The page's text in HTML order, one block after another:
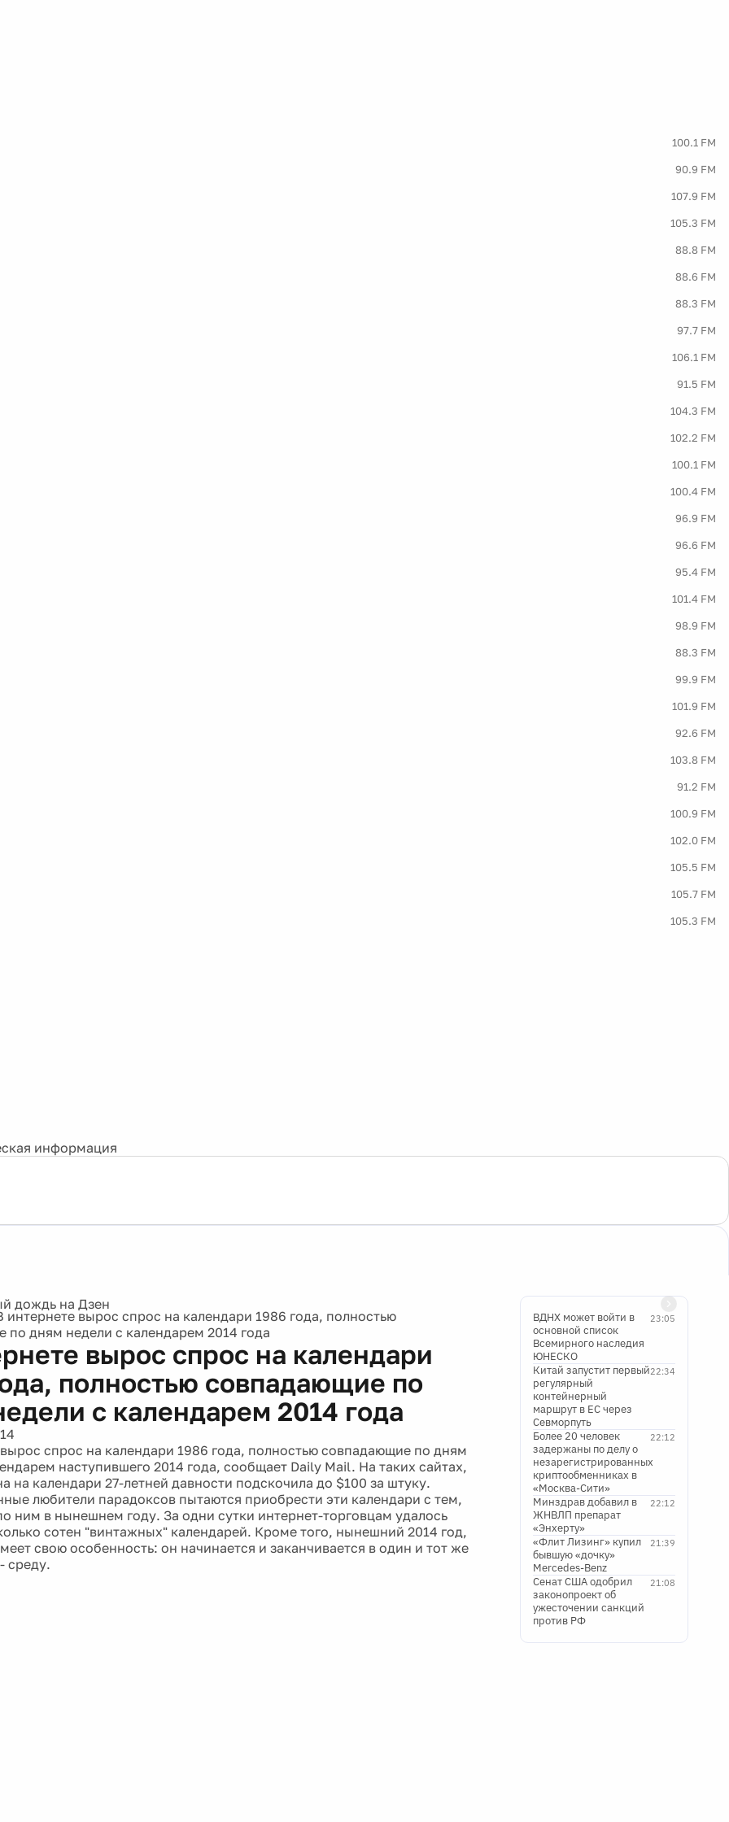
100.1 FM
90.9 FM
107.9 FM
105.3 FM
88.8 FM
88.6 FM
88.3 FM
97.7 FM
106.1 FM
91.5 FM
104.3 FM
102.2 FM
100.1 FM
100.4 FM
96.9 FM
96.6 FM
95.4 FM
101.4 FM
98.9 FM
88.3 FM
99.9 FM
101.9 FM
92.6 FM
103.8 FM
91.2 FM
100.9 FM
102.0 FM
105.5 FM
105.7 FM
105.3 FM
информация
интернете вырос спрос на календари 1986 года, полностью
по дням недели с календарем 2014 года
вырос спрос на календари
полностью совпадающие по
с календарем 2014 года
спрос на календари 1986 года, полностью совпадающие по дням
наступившего 2014 года, сообщает Daily Mail. На таких сайтах,
на календари 27-летней давности подскочила до $100 за штуку.
любители парадоксов пытаются приобрести эти календари с тем,
ним в нынешнем году. За одни сутки интернет-торговцам удалось
сотен "винтажных" календарей. Кроме того, нынешний 2014 год,
свою особенность: он начинается и заканчивается в один и тот же
среду.
23:05
ВДНХ может войти в
основной список
Всемирного наследия
ЮНЕСКО
22:34
Китай запустит первый
регулярный
контейнерный
маршрут в ЕС через
Севморпуть
22:12
Более 20 человек
задержаны по делу о
незарегистрированных
криптообменниках в
«Москва-Сити»
22:12
Минздрав добавил в
ЖНВЛП препарат
«Энхерту»
21:39
«Флит Лизинг» купил
бывшую «дочку»
Mercedes-Benz
21:08
Сенат США одобрил
законопроект об
ужесточении санкций
против РФ